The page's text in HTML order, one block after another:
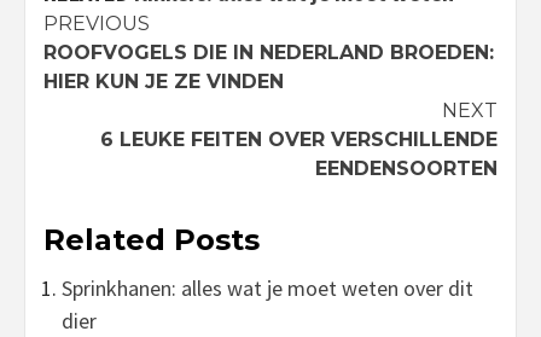
Continue
Reading
PREVIOUS
ROOFVOGELS DIE IN NEDERLAND BROEDEN:
HIER KUN JE ZE VINDEN
NEXT
6 LEUKE FEITEN OVER VERSCHILLENDE
EENDENSOORTEN
Related Posts
Sprinkhanen: alles wat je moet weten over dit
dier